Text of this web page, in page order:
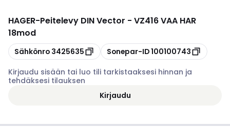
HAGER-Peitelevy DIN Vector - VZ416 VAA HAR
18mod
Kopioi
Sähkönro 3425635 Kopioi
Sonepar-ID100100743
Kirjaudu sisään tai luo tili tarkistaaksesi hinnan ja
tehdäksesi tilauksen
Kirjaudu